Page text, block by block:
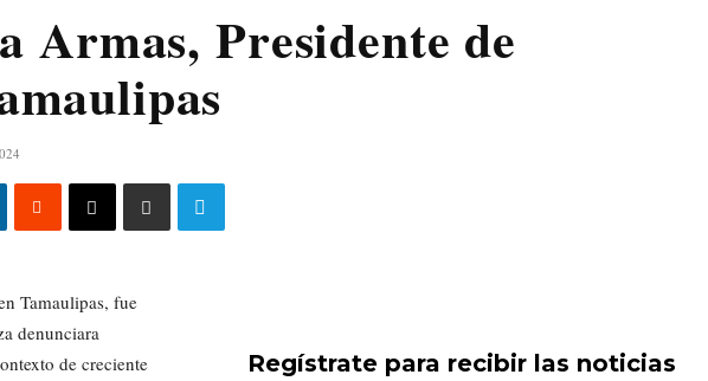
Armas, Presidente de
Tamaulipas, fue
denunciara
de creciente
Regístrate para recibir las noticias